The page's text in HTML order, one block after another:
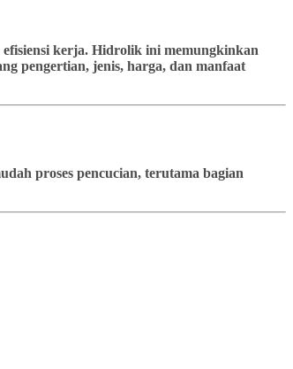
kerja. Hidrolik ini memungkinkan
pengertian, jenis, harga, dan manfaat
proses pencucian, terutama bagian